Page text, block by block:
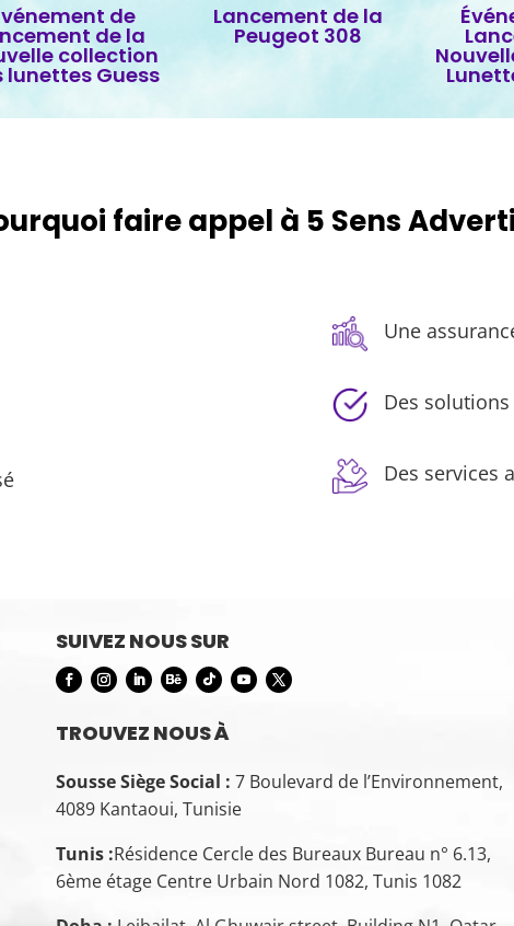
de
de la
collection
lunettes Guess
Lancement de la
Peugeot 308
faire appel à 5 Sens
Une
Des
Des services
SUIVEZ NOUS SUR
TROUVEZ NOUS À
Sousse Siège Social : 7 Boulevard de l’Environnement,
4089 Kantaoui, Tunisie
Tunis :Résidence Cercle des Bureaux Bureau n° 6.13,
6ème étage Centre Urbain Nord 1082, Tunis 1082